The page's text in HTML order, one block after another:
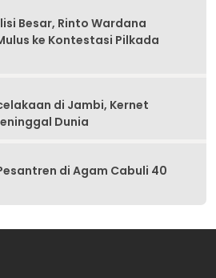
Besar, Rinto Wardana
ke Kontestasi Pilkada
di Jambi, Kernet
Dunia
di Agam Cabuli 40